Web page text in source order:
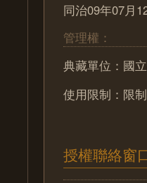
同治09年07月
管理權：
典藏單位：國
使用限制：限
授權聯絡窗